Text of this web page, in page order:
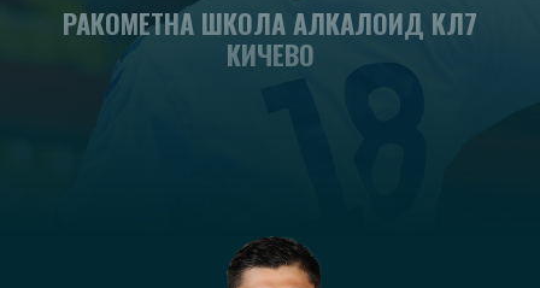
РАКОМЕТНА ШКОЛА АЛКАЛОИД КЛ7
КИЧЕВО